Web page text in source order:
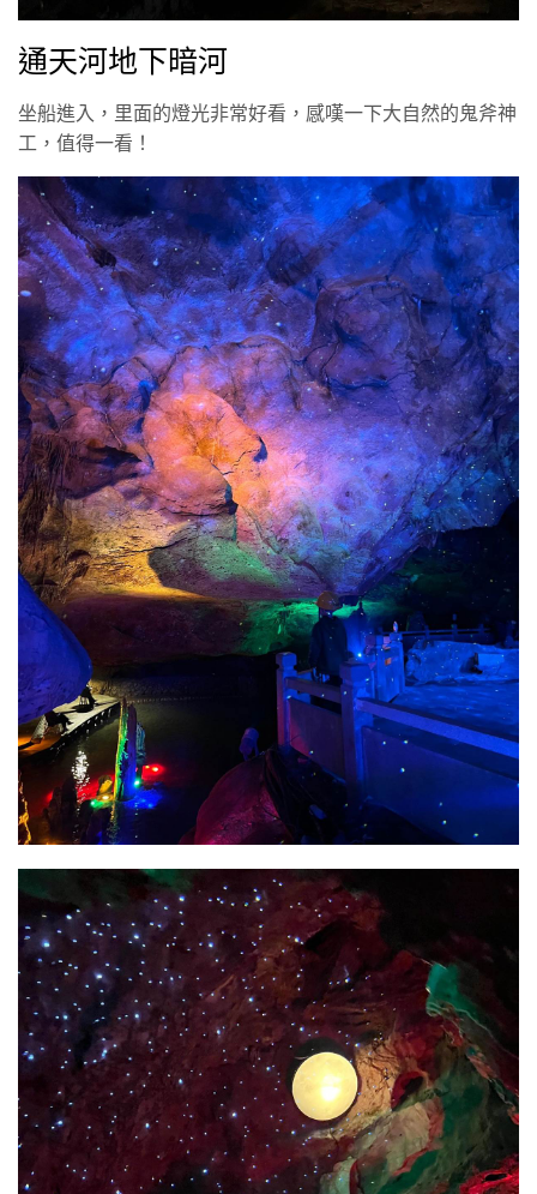
通天河地下暗河
坐船進入，里面的燈光非常好看，感嘆一下大自然的鬼斧神
工，值得一看！